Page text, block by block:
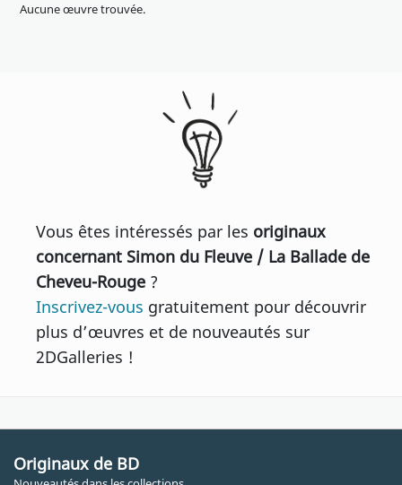
Aucune œuvre trouvée.
Vous êtes intéressés par les originaux
concernant Simon du Fleuve / La Ballade de
Cheveu-Rouge ?
Inscrivez-vous gratuitement pour découvrir
plus d’œuvres et de nouveautés sur
2DGalleries !
Originaux de BD